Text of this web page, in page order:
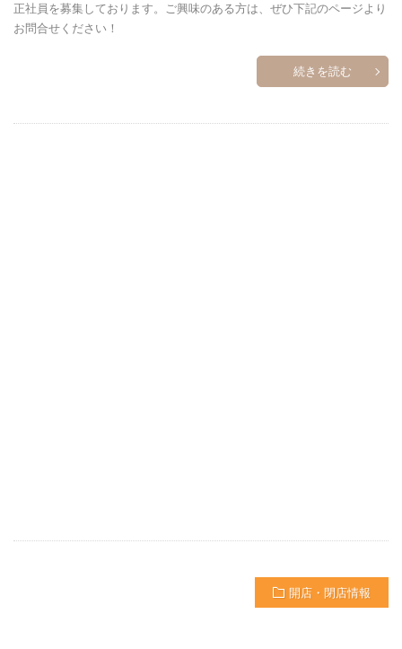
正社員を募集しております。ご興味のある方は、ぜひ下記のページより
お問合せください！
続きを読む
開店・閉店情報